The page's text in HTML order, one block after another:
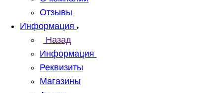
Отзывы
Информация
Назад
Информация
Реквизиты
Магазины